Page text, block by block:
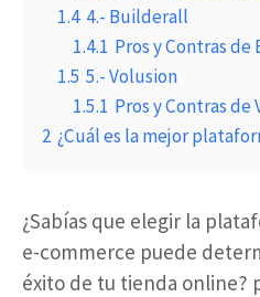
1.4 4.- Builderall
1.4.1 Pros y Contras
1.5 5.- Volusion
1.5.1 Pros y Contras de
2 ¿Cuál es la mejor
¿Sabías que elegir la
e-commerce puede
éxito de tu tienda online?